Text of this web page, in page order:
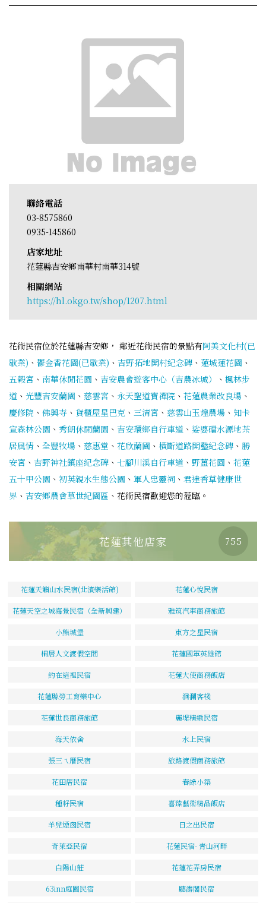
聯絡電話
03-8575860
0935-145860
店家地址
花蓮縣吉安鄉南華村南華314號
相關網站
https://hl.okgo.tw/shop/1207.html
花術民宿位於花蓮縣吉安鄉， 鄰近花術民宿的景點有阿美文化村(已
歇業) 、 鬱金香花園(已歇業) 、 吉野拓地開村紀念碑 、 蓮城蓮花園 、
五榖宮 、 南華休閒花園 、 吉安農會遊客中心（吉農冰城） 、 楓林步
道 、 光豐吉安蘭園 、 慈雲宮 、 永天聖道寶禪院 、 花蓮農業改良場 、
慶修院 、 佛興寺 、 貨櫃屋星巴克 、 三清宮 、 慈雲山玉煌農場 、 知卡
宣森林公園 、 秀朗休閒蘭園 、 吉安環鄉自行車道 、 娑婆礑水源地茶
居風情 、 全豐牧場 、 慈惠堂 、 花欣蘭園 、 橫斷道路開鑿紀念碑 、 勝
安宮 、 吉野神社鎮座紀念碑 、 七腳川溪自行車道 、 野薑花園 、 花蓮
五十甲公園 、 初英親水生態公園 、 軍人忠靈祠 、 君達香草健康世
界 、 吉安鄉農會草世紀園區 、花術民宿歡迎您的蒞臨。
花蓮其他店家 755
花蓮天籟山水民宿(北濱樂活館) 花蓮心悅民宿
花蓮天空之城海景民宿（全新興建） 雅筑汽車商務旅館
小熊城堡 東方之星民宿
桐居人文渡假空間 花蓮國軍英雄館
約在這裡民宿 花蓮大使商務飯店
花蓮縣勞工育樂中心 洄瀾客棧
花蓮世良商務旅館 麗堤精緻民宿
海天依舍 水上民宿
張三ㄟ厝民宿 旅路渡假商務旅館
花田厝民宿 春綠小築
種籽民宿 喜臻藝術精品飯店
羊兒煙囪民宿 日之出民宿
奇萊亞民宿 花蓮民宿- 青山河畔
白陽山莊 花蓮花弄房民宿
63inn庭園民宿 聽濤閣民宿